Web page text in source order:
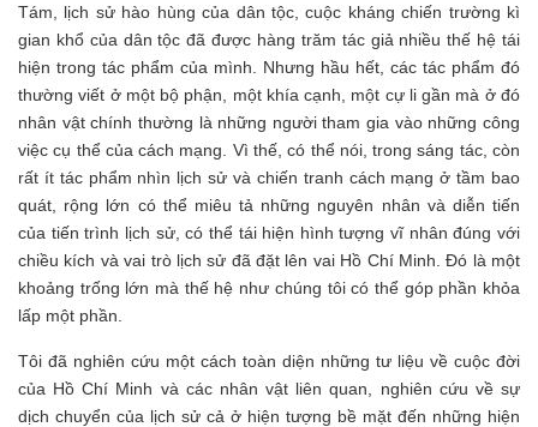
Tám, lịch sử hào hùng của dân tộc, cuộc kháng chiến trường kì
gian khổ của dân tộc đã được hàng trăm tác giả nhiều thế hệ tái
hiện trong tác phẩm của mình. Nhưng hầu hết, các tác phẩm đó
thường viết ở một bộ phận, một khía cạnh, một cự li gần mà ở đó
nhân vật chính thường là những người tham gia vào những công
việc cụ thể của cách mạng. Vì thế, có thể nói, trong sáng tác, còn
rất ít tác phẩm nhìn lịch sử và chiến tranh cách mạng ở tầm bao
quát, rộng lớn có thể miêu tả những nguyên nhân và diễn tiến
của tiến trình lịch sử, có thể tái hiện hình tượng vĩ nhân đúng với
chiều kích và vai trò lịch sử đã đặt lên vai Hồ Chí Minh. Đó là một
khoảng trống lớn mà thế hệ như chúng tôi có thể góp phần khỏa
lấp một phần.
Tôi đã nghiên cứu một cách toàn diện những tư liệu về cuộc đời
của Hồ Chí Minh và các nhân vật liên quan, nghiên cứu về sự
dịch chuyển của lịch sử cả ở hiện tượng bề mặt đến những hiện